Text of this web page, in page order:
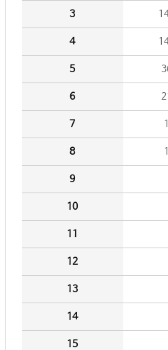
3
4
5
6
7
8
9
10
11
12
13
14
15